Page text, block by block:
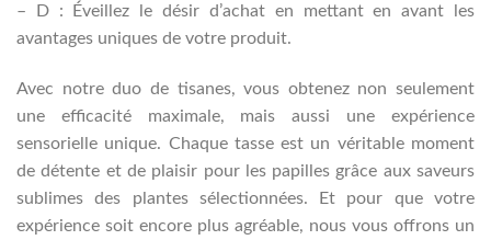
– D : Éveillez le désir d’achat en mettant en avant les
avantages uniques de votre produit.
Avec notre duo de tisanes, vous obtenez non seulement
une efficacité maximale, mais aussi une expérience
sensorielle unique. Chaque tasse est un véritable moment
de détente et de plaisir pour les papilles grâce aux saveurs
sublimes des plantes sélectionnées. Et pour que votre
expérience soit encore plus agréable, nous vous offrons un